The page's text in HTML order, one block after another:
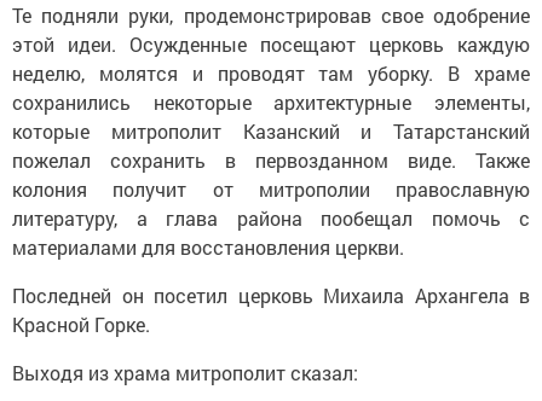
Те подняли руки, продемонстрировав свое одобрение
этой идеи. Осужденные посещают церковь каждую
неделю, молятся и проводят там уборку. В храме
сохранились некоторые архитектурные элементы,
которые митрополит Казанский и Татарстанский
пожелал сохранить в первозданном виде. Также
колония получит от митрополии православную
литературу, а глава района пообещал помочь с
материалами для восстановления церкви.
Последней он посетил церковь Михаила Архангела в
Красной Горке.
Выходя из храма митрополит сказал: